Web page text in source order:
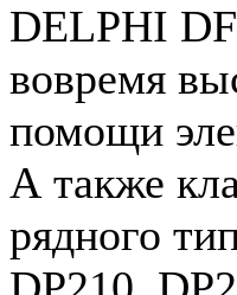
DELPHI
вовремя
помощи
А также
рядного